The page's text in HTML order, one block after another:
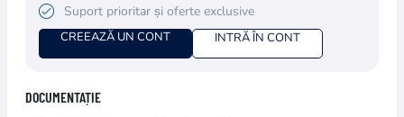
Suport prioritar și oferte exclusive
CREEAZĂ UN CONT INTRĂ ÎN CONT
DOCUMENTAȚIE